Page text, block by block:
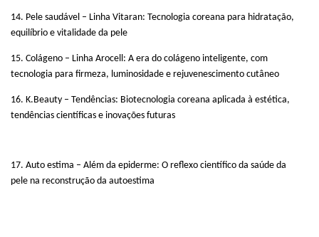
14. Pele saudável – Linha Vitaran: Tecnologia coreana para hidratação,
equilíbrio e vitalidade da pele
15. Colágeno – Linha Arocell: A era do colágeno inteligente, com
tecnologia para firmeza, luminosidade e rejuvenescimento cutâneo
16. K.Beauty – Tendências: Biotecnologia coreana aplicada à estética,
tendências científicas e inovações futuras
17. Auto estima – Além da epiderme: O reflexo científico da saúde da
pele na reconstrução da autoestima